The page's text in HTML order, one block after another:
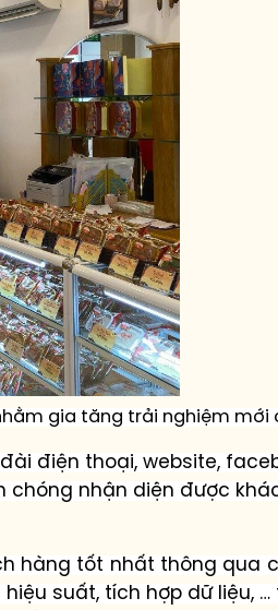
gia tăng trải nghiệm mới
điện thoại, website,
chóng nhận diện được
hàng tốt nhất thông qua
suất, tích hợp dữ liệu,